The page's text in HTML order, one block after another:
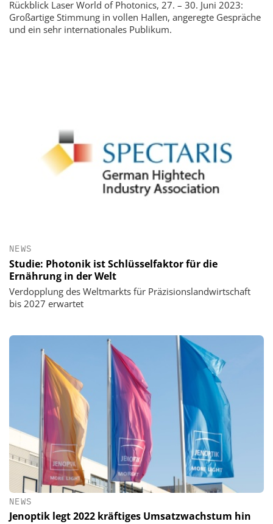
Rückblick Laser World of Photonics, 27. – 30. Juni 2023:
Großartige Stimmung in vollen Hallen, angeregte Gespräche
und ein sehr internationales Publikum.
NEWS
Studie: Photonik ist Schlüsselfaktor für die
Ernährung in der Welt
Verdopplung des Weltmarkts für Präzisionslandwirtschaft
bis 2027 erwartet
NEWS
Jenoptik legt 2022 kräftiges Umsatzwachstum hin